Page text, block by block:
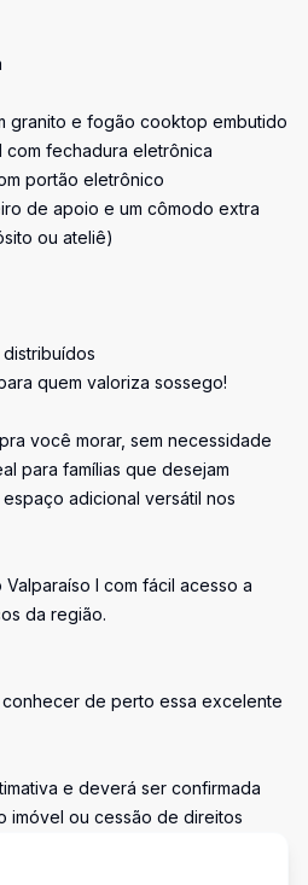
granito e fogão cooktop embutido
fechadura eletrônica
portão eletrônico
de apoio e um cômodo extra
ou ateliê)
quem valoriza sossego!
você morar, sem necessidade
para famílias que desejam
adicional versátil nos
I com fácil acesso a
da região.
de perto essa excelente
e deverá ser confirmada
imóvel ou cessão de direitos